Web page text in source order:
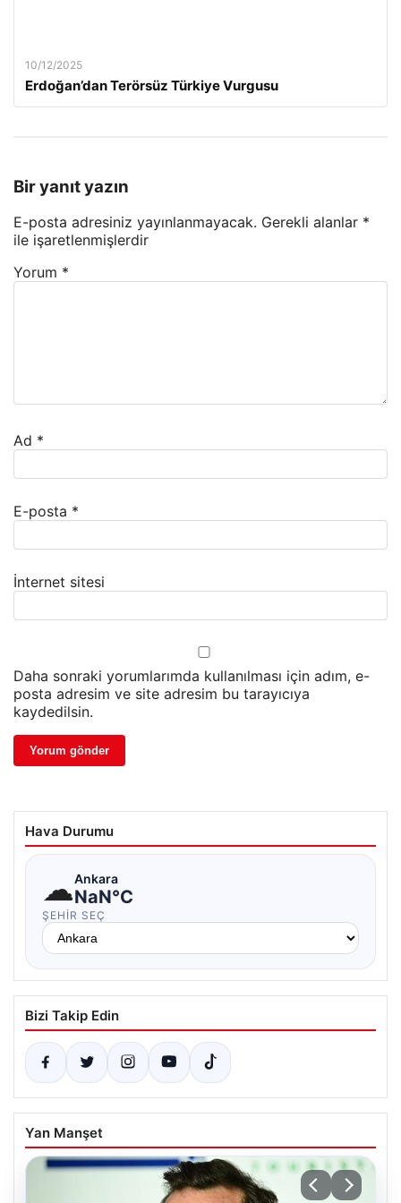
10/12/2025
Erdoğan’dan Terörsüz Türkiye Vurgusu
Bir yanıt yazın
E-posta adresiniz yayınlanmayacak. Gerekli alanlar *
ile işaretlenmişlerdir
Yorum *
Ad *
E-posta *
İnternet sitesi
Daha sonraki yorumlarımda kullanılması için adım, e-
posta adresim ve site adresim bu tarayıcıya
kaydedilsin.
Hava Durumu
☁Ankara
NaN°C
ŞEHIR SEÇ
Bizi Takip Edin
Yan Manşet